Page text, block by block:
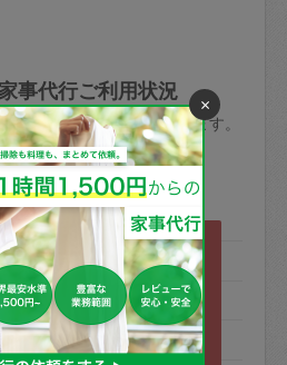
る当日キャンセル＝依頼
通費全額
／土曜日午前9時開始の場
9時以降はキャンセル料が
曜日9時まで＝依頼料金の
日8時まで＝依頼金額の
保険の対象外となるので
。
も参照ください：初めて
意しなくてはいけない点
事代行ご利用状況
データを元に掲載しています。
多い曜日は？
×